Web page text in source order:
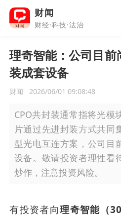
财闻
财经·科技·法治
理奇智能：公司目前
装成套设备
财闻 2026/06/01 09:08:48
CPO共封装通常指将光模
片通过先进封装方式共同
型光电互连方案，公司目
设备。敬请投资者理性看
炒作，注意投资风险。
有投资者向理奇智能（